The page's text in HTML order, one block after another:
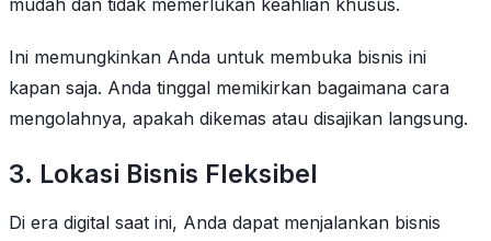
mudah dan tidak memerlukan keahlian khusus.
Ini memungkinkan Anda untuk membuka bisnis ini
kapan saja. Anda tinggal memikirkan bagaimana cara
mengolahnya, apakah dikemas atau disajikan langsung.
3. Lokasi Bisnis Fleksibel
Di era digital saat ini, Anda dapat menjalankan bisnis